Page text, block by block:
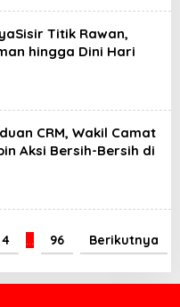
Titik Rawan,
hingga Dini Hari
CRM, Wakil Camat
Aksi Bersih-Bersih di
4 … 96 Berikutnya